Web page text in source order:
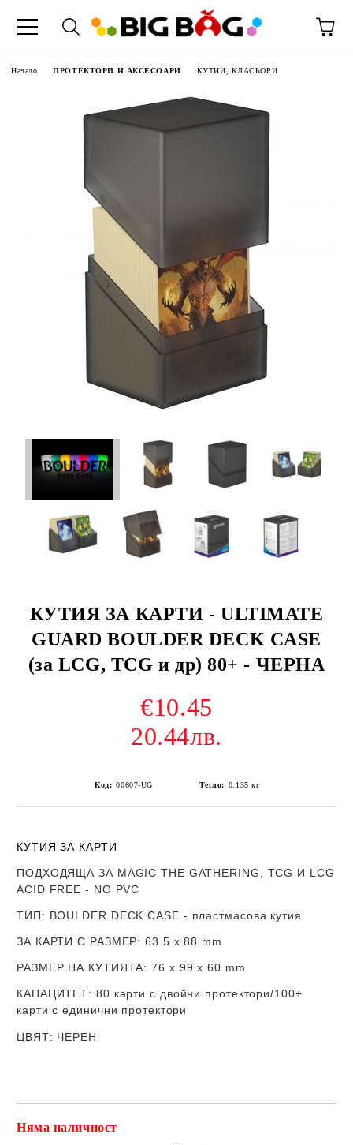
Начало ПРОТЕКТОРИ И АКСЕСОАРИ КУТИИ, КЛАСЬОРИ
КУТИЯ ЗА КАРТИ - ULTIMATE
GUARD BOULDER DECK CASE
(за LCG, TCG и др) 80+ - ЧЕРНА
€10.45
20.44лв.
Код: 00607-UG Тегло: 0.135 кг
КУТИЯ ЗА КАРТИ
ПОДХОДЯЩА ЗА MAGIC THE GATHERING, TCG И LCG
ACID FREE - NO PVC
ТИП: BOULDER DECK CASE - пластмасова кутия
ЗА КАРТИ С РАЗМЕР:63.5 x 88 mm
РАЗМЕР НА КУТИЯТА: 76 х 99 x 60 mm
КАПАЦИТЕТ: 80 карти с двойни протектори/100+
карти с единични протектори
ЦВЯТ: ЧЕРЕН
Няма наличност